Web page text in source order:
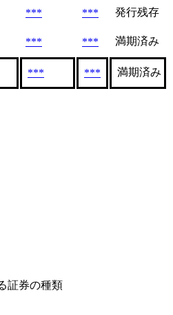
*** ***
発行残存
*** *** 満期済み
*** *** 満期済み
証券の種類